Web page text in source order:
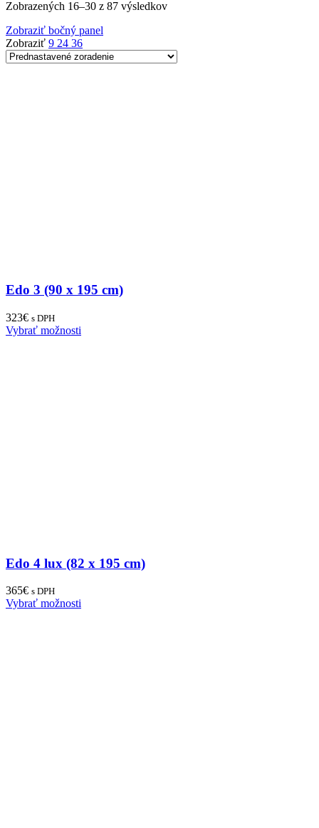
Zobrazených 16–30 z 87 výsledkov
Zobraziť bočný panel
Zobraziť 9 24 36
Edo 3 (90 x 195 cm)
323€ s DPH
Vybrať možnosti
Edo 4 lux (82 x 195 cm)
365€ s DPH
Vybrať možnosti